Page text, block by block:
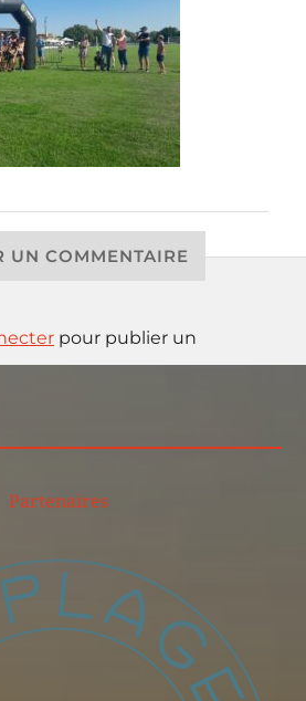
UN COMMENTAIRE
pour publier un
Partenaires